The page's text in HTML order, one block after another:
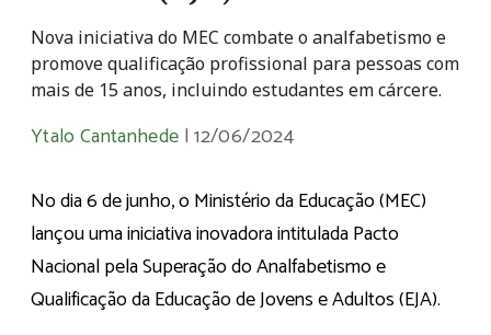
Nova iniciativa do MEC combate o analfabetismo e
promove qualificação profissional para pessoas com
mais de 15 anos, incluindo estudantes em cárcere.
Ytalo Cantanhede |12/06/2024
No dia 6 de junho, o Ministério da Educação (MEC)
lançou uma iniciativa inovadora intitulada Pacto
Nacional pela Superação do Analfabetismo e
Qualificação da Educação de Jovens e Adultos (EJA).